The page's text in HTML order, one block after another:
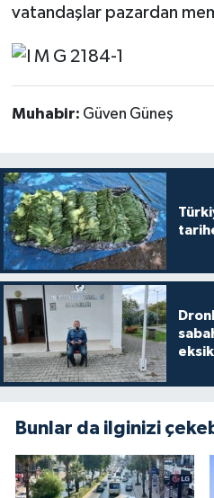
vatandaşlar pazardan
Muhabir: Güven Güneş
Bunlar da ilginizi